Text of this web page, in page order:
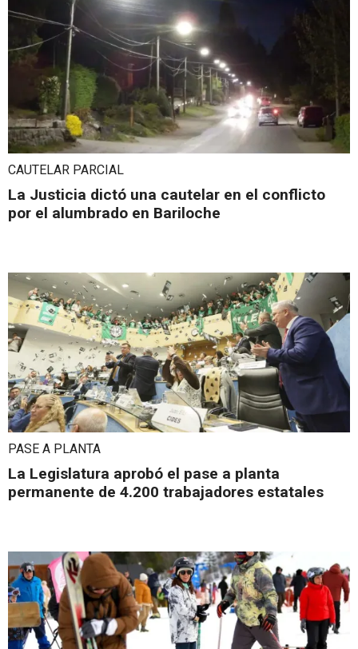
CAUTELAR PARCIAL
La Justicia dictó una cautelar en el conflicto
por el alumbrado en Bariloche
PASE A PLANTA
La Legislatura aprobó el pase a planta
permanente de 4.200 trabajadores estatales